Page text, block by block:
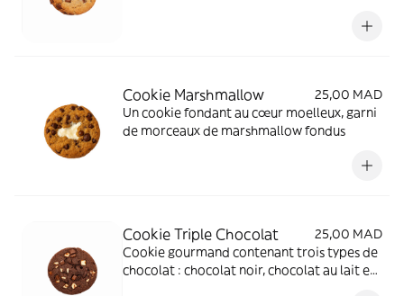
Cookie Marshmallow
25,00 MAD
Un cookie fondant au cœur moelleux, garni
de morceaux de marshmallow fondus
Cookie Triple Chocolat
25,00 MAD
Cookie gourmand contenant trois types de
chocolat : chocolat noir, chocolat au lait et